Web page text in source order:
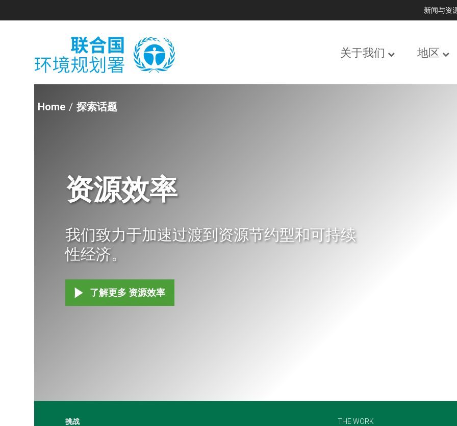
新闻与资
关于我们 地区
Home 探索话题
资源效率
我们致力于加速过渡到资源节约型和可持续
性经济。
了解更多 资源效率
挑战 THE WORK